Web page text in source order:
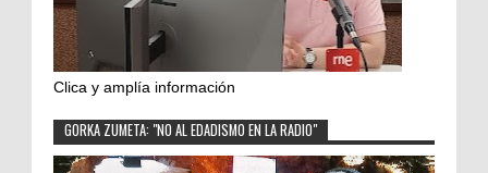
Clica y amplía información
GORKA ZUMETA: "NO AL EDADISMO EN LA RADIO"